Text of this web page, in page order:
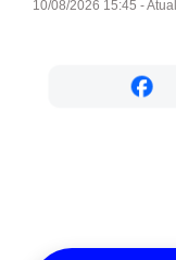
10/08/2026 15:45 -